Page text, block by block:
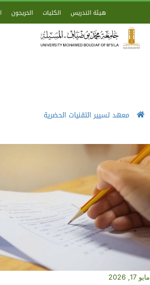
هيئة التدريس الكليات الخريجون
معهد تسيير التقنيات الحضرية
مايو 17, 2026